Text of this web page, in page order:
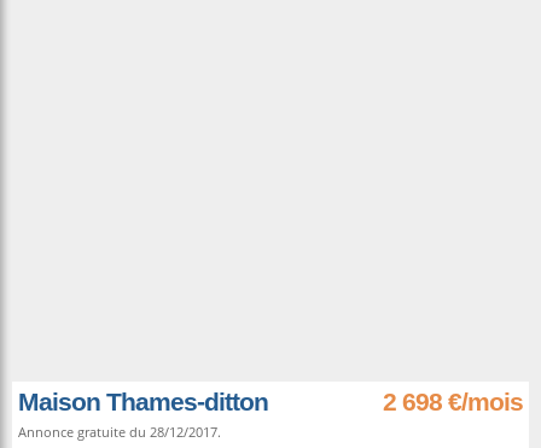
Maison Thames-ditton 2 698 €/mois
Annonce gratuite du 28/12/2017.